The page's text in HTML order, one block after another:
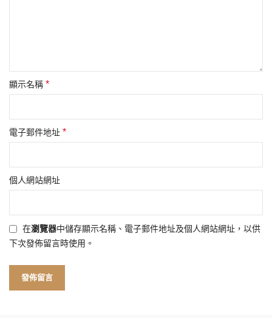
顯示名稱 *
電子郵件地址 *
個人網站網址
在瀏覽器中儲存顯示名稱、電子郵件地址及個人網站網址，以供
下次發佈留言時使用。